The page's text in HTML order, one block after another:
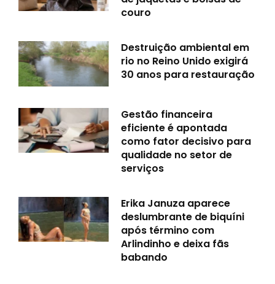
couro
Destruição ambiental em
rio no Reino Unido exigirá
30 anos para restauração
Gestão financeira
eficiente é apontada
como fator decisivo para
qualidade no setor de
serviços
Erika Januza aparece
deslumbrante de biquíni
após término com
Arlindinho e deixa fãs
babando